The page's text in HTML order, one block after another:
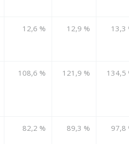
12,6 % 12,9 % 13,3
108,6 % 121,9 % 134,5
82,2 % 89,3 % 97,8